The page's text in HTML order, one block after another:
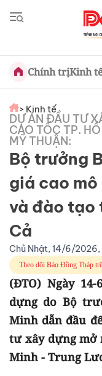
Chính trịKinh
> Kinh tế
DỰ ÁN ĐẦU TƯ
CAO TỐC TP.
MỸ THUẬN:
Bộ trưởng
giá cao
và đào tạo
Cả
Chủ Nhật, 14/6/2026,
Theo dõi Báo Đồng Tháp
(ĐTO) Ngày
dựng do Bộ
Minh dẫn đầu
tư xây dựng mở
Minh - Trung